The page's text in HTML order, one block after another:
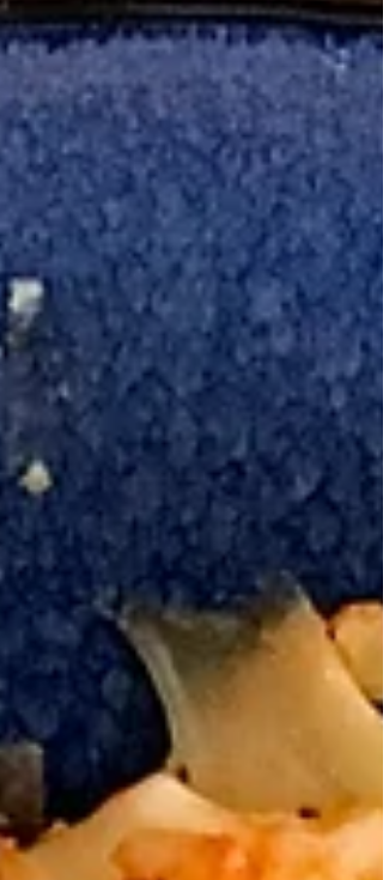
Préchauffez le four à 165°C à chaleur
tournante. Lavez les pommes, épluchez-
les et coupez-les en dés. Faites cuire 265g
de pommes à la vapeur douce (ou dans
une casserolle avec 2 càs d'eau) puis
mixez-les